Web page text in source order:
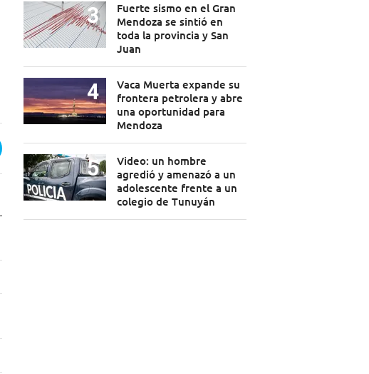
Fuerte sismo en el Gran
Mendoza se sintió en
toda la provincia y San
Juan
Vaca Muerta expande su
frontera petrolera y abre
una oportunidad para
Mendoza
Video: un hombre
agredió y amenazó a un
adolescente frente a un
colegio de Tunuyán